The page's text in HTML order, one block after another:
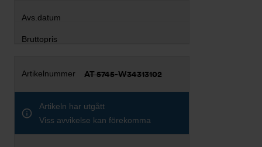
AT 5745-W34313102
Artikeln har utgått
Viss avvikelse kan förekomma